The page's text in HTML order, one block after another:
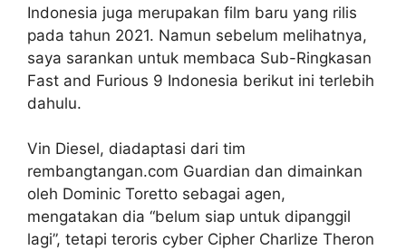
Indonesia juga merupakan film baru yang rilis
pada tahun 2021. Namun sebelum melihatnya,
saya sarankan untuk membaca Sub-Ringkasan
Fast and Furious 9 Indonesia berikut ini terlebih
dahulu.
Vin Diesel, diadaptasi dari tim
rembangtangan.com Guardian dan dimainkan
oleh Dominic Toretto sebagai agen,
mengatakan dia “belum siap untuk dipanggil
lagi”, tetapi teroris cyber Cipher Charlize Theron